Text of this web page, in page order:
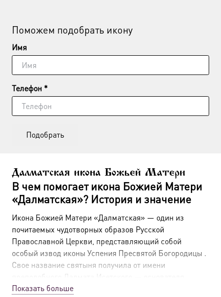
Поможем подобрать икону
Имя
Телефон *
Подобрать
Далматская икона Божьей Матери
В чем помогает икона Божией Матери
«Далматская»? История и значение
Икона Божией Матери «Далматская» — один из
почитаемых чудотворных образов Русской
Православной Церкви, представляющий собой
особый извод иконы Успения Пресвятой Богородицы .
Свое название святыня получила от имени
преподобного Далмата Исетского — основателя
Успенского Далматовского монастыря, куда образ был
Показать больше